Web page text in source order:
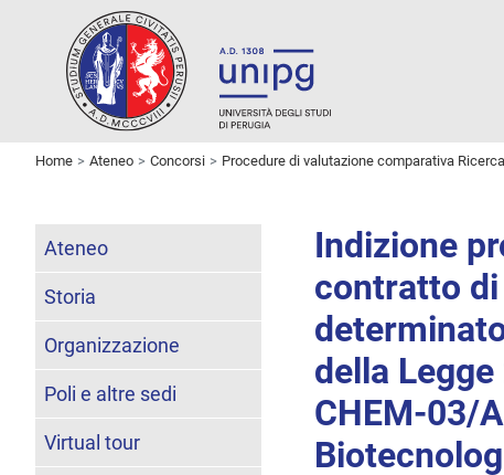
Home Ateneo Concorsi Procedure di valutazione comparativa
Indizione
contratto
della
CHEM-03/
Ateneo
Storia
Organizzazione
Poli e altre sedi
Virtual tour